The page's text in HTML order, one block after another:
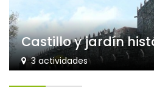
Castillo y jardín
3 actividades